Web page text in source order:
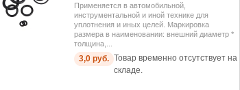
Применяется в автомобильной,
инструментальной и иной технике для
уплотнения и иных целей. Маркировка
размера в наименовании: внешний диаметр *
толщина,...
3,0 руб. Товар временно отсутствует на
складе.